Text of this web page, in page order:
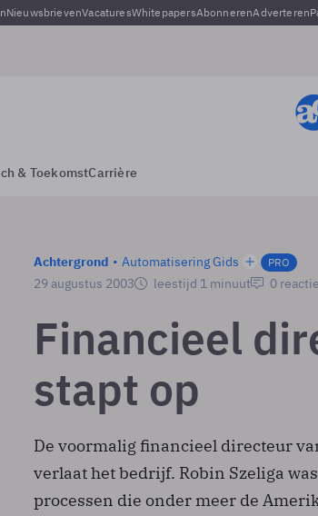
NieuwsbrievenVacaturesWhitepapersAbonnerenAdverteren
& ToekomstCarrière
Achtergrond Automatisering Gids PRO
29 augustus 2003 leestijd 1 minuut 0
Financieel
stapt op
De voormalig financieel directeur
verlaat het bedrijf. Robin Szeliga
processen die onder meer de